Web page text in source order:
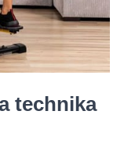
technika